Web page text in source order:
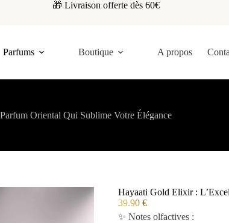
🎁 Livraison offerte dès 60€
Parfums Boutique A propos
Oriental Qui Sublime Votre Élégance
Hayaati Gold Elixir :
39.90 €
✨ Notes olfactives :